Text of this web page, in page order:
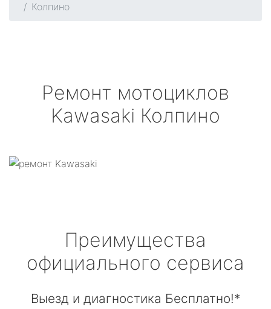
Колпино
Ремонт мотоциклов
Kawasaki Колпино
Преимущества
официального сервиса
Выезд и диагностика Бесплатно!*